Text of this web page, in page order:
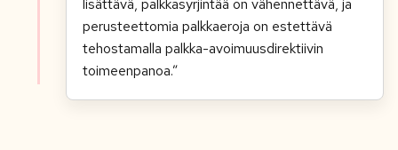
lisättävä, palkkasyrjintää on vähennettävä, ja
perusteettomia palkkaeroja on estettävä
tehostamalla palkka-avoimuusdirektiivin
toimeenpanoa.”